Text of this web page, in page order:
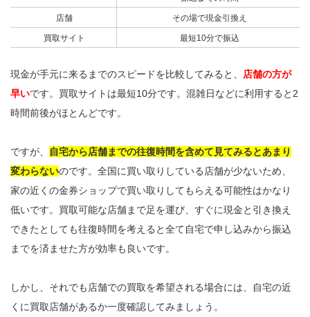
店舗 その場で現金引換え
買取サイト 最短10分で振込
現金が手元に来るまでのスピードを比較してみると、
店舗の方が
早いです。買取サイトは最短10分です。混雑日などに利用すると2
時間前後がほとんどです。
ですが、
自宅から店舗までの往復時間を含めて見てみるとあまり
変わらないのです。全国に買い取りしている店舗が少ないため、
家の近くの金券ショップで買い取りしてもらえる可能性はかなり
低いです。買取可能な店舗まで足を運び、すぐに現金と引き換え
できたとしても往復時間を考えると全て自宅で申し込みから振込
までを済ませた方が効率も良いです。
しかし、それでも店舗での買取を希望される場合には、自宅の近
くに買取店舗があるか一度確認してみましょう。